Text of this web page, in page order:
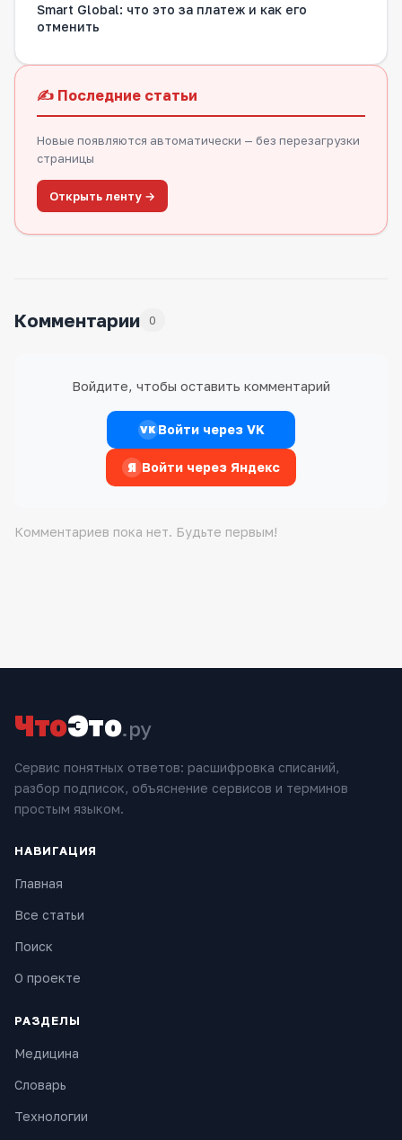
Smart Global: что это за платеж и как его
отменить
✍️ Последние статьи
Новые появляются автоматически — без перезагрузки
страницы
Открыть ленту →
Комментарии 0
Войдите, чтобы оставить комментарий
VKВойти через VK
Я Войти через Яндекс
Комментариев пока нет. Будьте первым!
ЧтоЭто.ру
Сервис понятных ответов: расшифровка списаний,
разбор подписок, объяснение сервисов и терминов
простым языком.
НАВИГАЦИЯ
Главная
Все статьи
Поиск
О проекте
РАЗДЕЛЫ
Медицина
Словарь
Технологии